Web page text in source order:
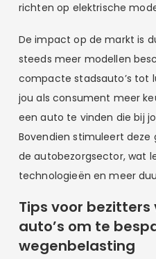
richten op elektrische
De impact op de markt is
steeds meer modellen
compacte stadsauto’s tot
jou als consument meer
een auto te vinden die bij
Bovendien stimuleert deze
de autobezorgsector, wat
technologieën en meer
Tips voor
auto’s om te
wegenbelasting